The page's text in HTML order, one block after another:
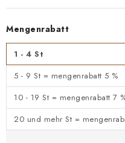
Mengenrabatt
1 - 4 St
5 - 9 St = mengenrabatt 5 %
10 - 19 St = mengenrabatt 7
20 und mehr St =